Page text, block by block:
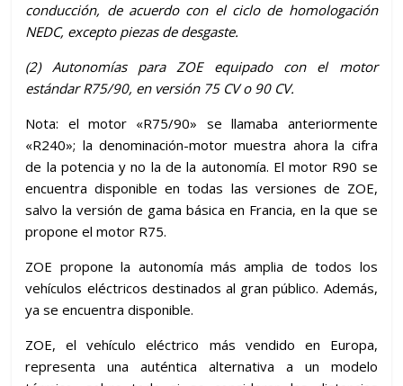
conducción, de acuerdo con el ciclo de homologación
NEDC, excepto piezas de desgaste.
(2) Autonomías para ZOE equipado con el motor
estándar R75/90, en versión 75 CV o 90 CV.
Nota: el motor «R75/90» se llamaba anteriormente
«R240»; la denominación-motor muestra ahora la cifra
de la potencia y no la de la autonomía. El motor R90 se
encuentra disponible en todas las versiones de ZOE,
salvo la versión de gama básica en Francia, en la que se
propone el motor R75.
ZOE propone la autonomía más amplia de todos los
vehículos eléctricos destinados al gran público. Además,
ya se encuentra disponible.
ZOE, el vehículo eléctrico más vendido en Europa,
representa una auténtica alternativa a un modelo